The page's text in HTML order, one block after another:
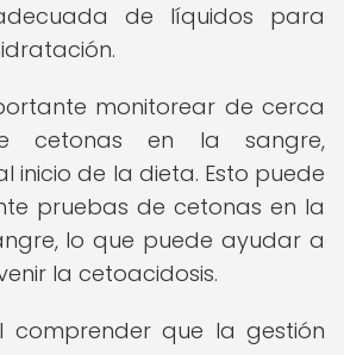
de líquidos para
monitorear de cerca
cetonas en la sangre,
inicio de la dieta. Esto puede
pruebas de cetonas en la
lo que puede ayudar a
la cetoacidosis.
comprender que la gestión